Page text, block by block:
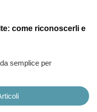
come riconoscerli e
semplice per